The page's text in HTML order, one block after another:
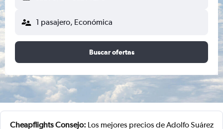
1 pasajero, Económica
Buscar ofertas
Cheapflights Consejo: Los mejores precios de Adolfo Suárez